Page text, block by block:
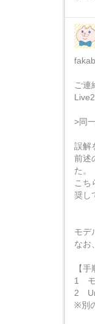
ご連
>同
誤解
前述
た。
こち
奨し
モデ
なお
【手
1 モ
2
※別